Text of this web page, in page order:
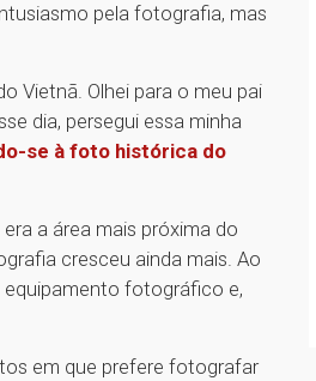
pela fotografia, mas
Vietnã. Olhei para o meu pai
dia, persegui essa minha
se à foto histórica do
a área mais próxima do
cresceu ainda mais. Ao
equipamento fotográfico e,
em que prefere fotografar